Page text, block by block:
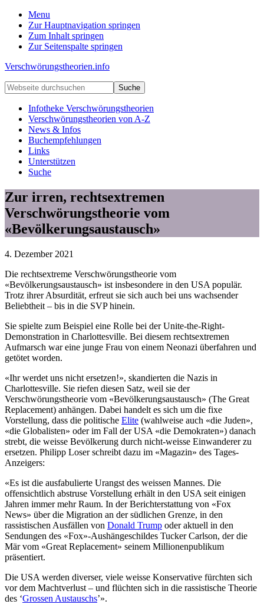
Menu
Zur Hauptnavigation springen
Zum Inhalt springen
Zur Seitenspalte springen
Verschwörungstheorien.info
Beiträge
zu
Merkmalen,
Funktionen
Risiken
konspirationistischen
Denkens
Webseite
durchsuchen
Infotheke Verschwörungstheorien
Verschwörungstheorien von A-Z
News & Infos
Buchempfehlungen
Links
Unterstützen
Suche
Zur irren, rechtsextremen
Verschwörungstheorie vom
«Bevölkerungsaustausch»
4. Dezember 2021
Die rechtsextreme Verschwörungstheorie vom
«Bevölkerungsaustausch» ist insbesondere in den USA populär.
Trotz ihrer Absurdität, erfreut sie sich auch bei uns wachsender
Beliebtheit – bis in die SVP hinein.
Sie spielte zum Beispiel eine Rolle bei der Unite-the-Right-
Demonstration in Charlottesville. Bei diesem rechtsextremen
Aufmarsch war eine junge Frau von einem Neonazi überfahren und
getötet worden.
«Ihr werdet uns nicht ersetzen!», skandierten die Nazis in
Charlottesville. Sie riefen diesen Satz, weil sie der
Verschwörungstheorie vom «Bevölkerungsaustausch» (The Great
Replacement) anhängen. Dabei handelt es sich um die fixe
Vorstellung, dass die politische Elite (wahlweise auch «die Juden»,
«die Globalisten» oder im Fall der USA «die Demokraten») danach
strebt, die weisse Bevölkerung durch nicht-weisse Einwanderer zu
ersetzen. Philipp Loser schreibt dazu im «Magazin» des Tages-
Anzeigers:
«Es ist die ausfabulierte Urangst des weissen Mannes. Die
offensichtlich abstruse Vorstellung erhält in den USA seit einigen
Jahren immer mehr Raum. In der Berichterstattung von «Fox
News» über die Migration an der südlichen Grenze, in den
rassistischen Ausfällen von Donald Trump oder aktuell in den
Sendungen des «Fox»-Aushängeschildes Tucker Carlson, der die
Mär vom «Great Replacement» seinem Millionenpublikum
präsentiert.
Die USA werden diverser, viele weisse Konservative fürchten sich
vor dem Machtverlust – und flüchten sich in die rassistische Theorie
des ‘Grossen Austauschs’».